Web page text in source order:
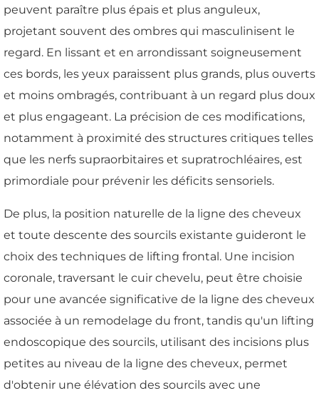
peuvent paraître plus épais et plus anguleux,
projetant souvent des ombres qui masculinisent le
regard. En lissant et en arrondissant soigneusement
ces bords, les yeux paraissent plus grands, plus ouverts
et moins ombragés, contribuant à un regard plus doux
et plus engageant. La précision de ces modifications,
notamment à proximité des structures critiques telles
que les nerfs supraorbitaires et supratrochléaires, est
primordiale pour prévenir les déficits sensoriels.
De plus, la position naturelle de la ligne des cheveux
et toute descente des sourcils existante guideront le
choix des techniques de lifting frontal. Une incision
coronale, traversant le cuir chevelu, peut être choisie
pour une avancée significative de la ligne des cheveux
associée à un remodelage du front, tandis qu'un lifting
endoscopique des sourcils, utilisant des incisions plus
petites au niveau de la ligne des cheveux, permet
d'obtenir une élévation des sourcils avec une